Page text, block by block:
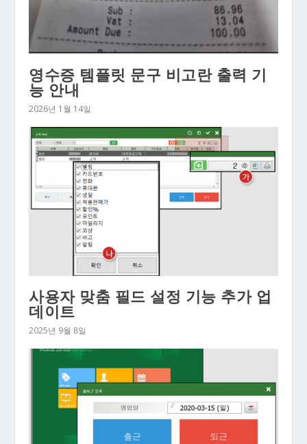
영수증 템플릿 문구 비고란 출력 기
능 안내
2026년 1월 14일
사용자 맞춤 필드 설정 기능 추가 업
데이트
2025년 9월 8일